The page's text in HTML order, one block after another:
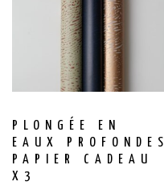
PLONGÉE EN
EAUX PROFONDES
PAPIER CADEAU
X3